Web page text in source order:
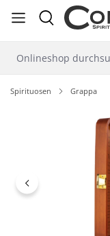
springen
Spirituosen Grappa